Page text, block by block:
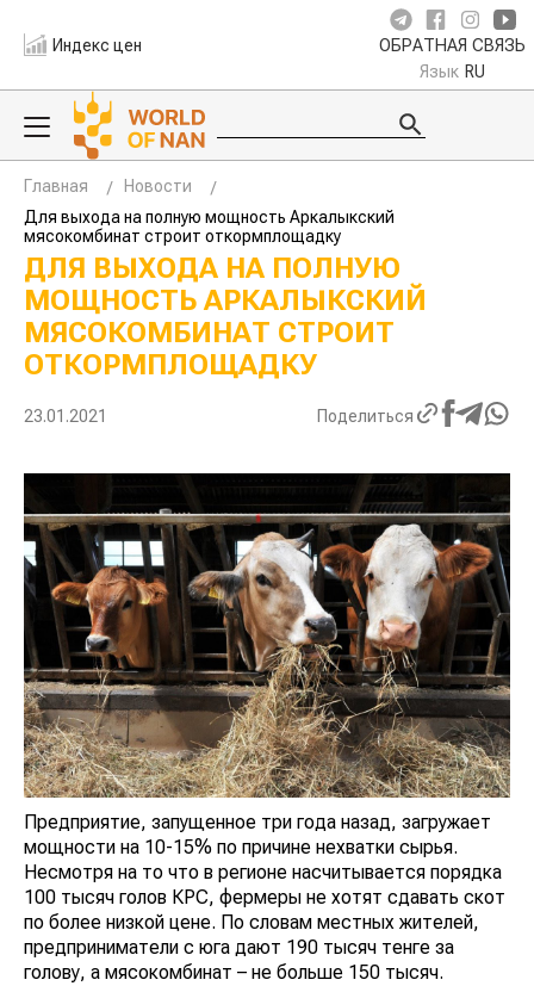
Индекс цен ОБРАТНАЯ СВЯЗЬ
Язык RU
Главная
Новости
Для выхода на полную мощность Аркалыкский
мясокомбинат строит откормплощадку
ДЛЯ ВЫХОДА НА ПОЛНУЮ
МОЩНОСТЬ АРКАЛЫКСКИЙ
МЯСОКОМБИНАТ СТРОИТ
ОТКОРМПЛОЩАДКУ
23.01.2021 Поделиться
Предприятие, запущенное три года назад, загружает
мощности на 10-15% по причине нехватки сырья.
Несмотря на то что в регионе насчитывается порядка
100 тысяч голов КРС, фермеры не хотят сдавать скот
по более низкой цене. По словам местных жителей,
предприниматели с юга дают 190 тысяч тенге за
голову, а мясокомбинат – не больше 150 тысяч.